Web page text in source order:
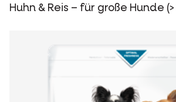
Huhn & Reis – für große Hunde (>